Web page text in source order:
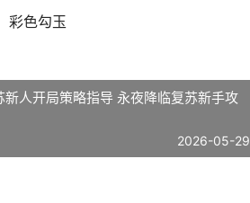
彩色勾玉
新人开局策略指导 永夜降临复苏新手攻
2026-05-29